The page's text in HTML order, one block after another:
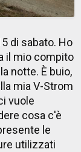
di sabato. Ho
il mio compito
notte. È buio,
mia V-Strom
vuole
cosa c'è
le
utilizzati